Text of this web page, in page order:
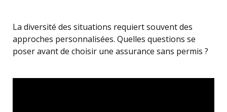
La diversité des situations requiert souvent des
approches personnalisées. Quelles questions se
poser avant de choisir une assurance sans permis ?